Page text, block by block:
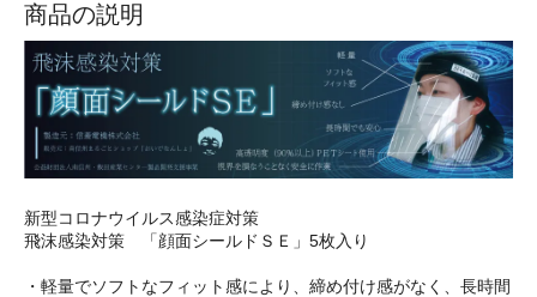
商品の説明
新型コロナウイルス感染症対策
飛沫感染対策 「顔面シールドＳＥ」5枚入り
・軽量でソフトなフィット感により、締め付け感がなく、長時間